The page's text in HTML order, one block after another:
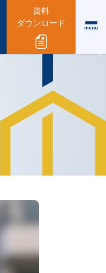
資料
ダウンロード
menu